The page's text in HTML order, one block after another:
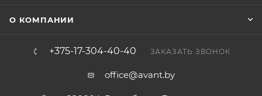
О КОМПАНИИ
+375-17-304-40-40 ЗАКАЗАТЬ ЗВОНОК
office@avant.by